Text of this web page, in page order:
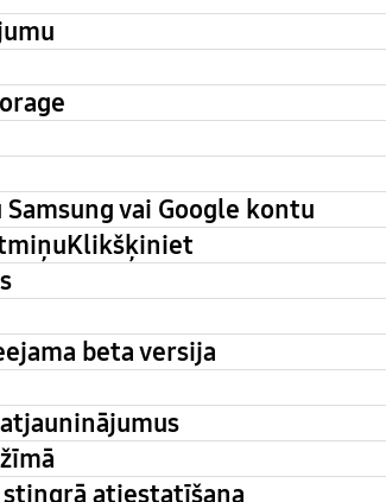
vai Google kontu
beta versija
atiestatīšana